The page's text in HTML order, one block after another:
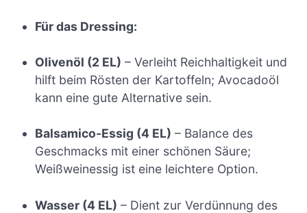
Für das Dressing:
Olivenöl (2 EL) – Verleiht Reichhaltigkeit und
hilft beim Rösten der Kartoffeln; Avocadoöl
kann eine gute Alternative sein.
Balsamico-Essig (4 EL) – Balance des
Geschmacks mit einer schönen Säure;
Weißweinessig ist eine leichtere Option.
Wasser (4 EL) – Dient zur Verdünnung des